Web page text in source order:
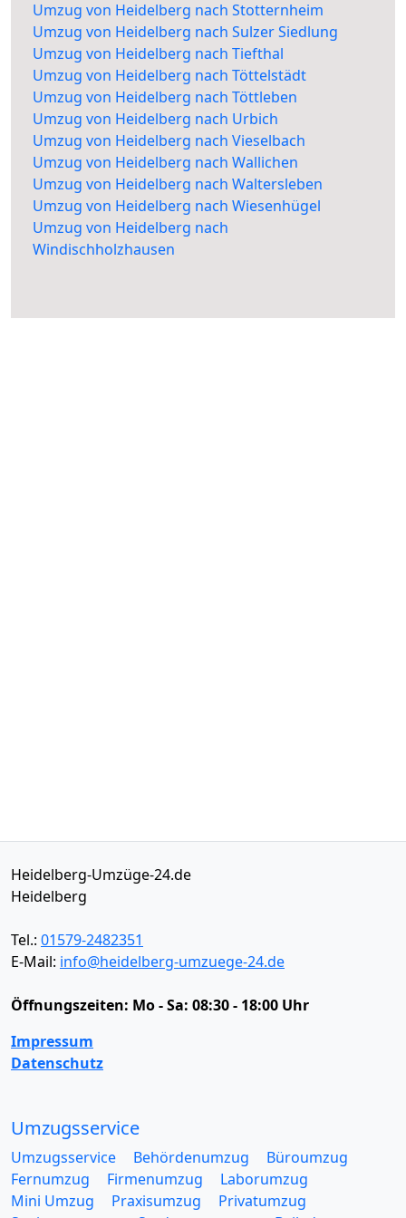
Umzug von Heidelberg nach Stotternheim
Umzug von Heidelberg nach Sulzer Siedlung
Umzug von Heidelberg nach Tiefthal
Umzug von Heidelberg nach Töttelstädt
Umzug von Heidelberg nach Töttleben
Umzug von Heidelberg nach Urbich
Umzug von Heidelberg nach Vieselbach
Umzug von Heidelberg nach Wallichen
Umzug von Heidelberg nach Waltersleben
Umzug von Heidelberg nach Wiesenhügel
Umzug von Heidelberg nach
Windischholzhausen
Heidelberg-Umzüge-24.de
Heidelberg
Tel.: 01579-2482351
E-Mail: info@heidelberg-umzuege-24.de
Öffnungszeiten: Mo - Sa: 08:30 - 18:00 Uhr
Impressum
Datenschutz
Umzugsservice
Umzugsservice Behördenumzug
Büroumzug
Fernumzug
Firmenumzug
Laborumzug
Mini Umzug
Praxisumzug
Privatumzug